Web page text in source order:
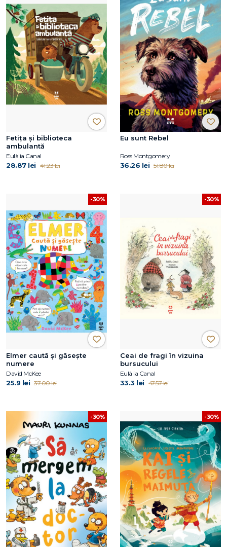
Fetița și biblioteca
ambulantă
Eulàlia Canal
28.87 lei 41.23 lei
Eu sunt Rebel
Ross Montgomery
36.26 lei 51.80 lei
-30%
Elmer caută și găsește
numere
David McKee
25.9 lei 37.00 lei
-30%
Ceai de fragi în vizuina
bursucului
Eulàlia Canal
33.3 lei 47.57 lei
-30% -30%